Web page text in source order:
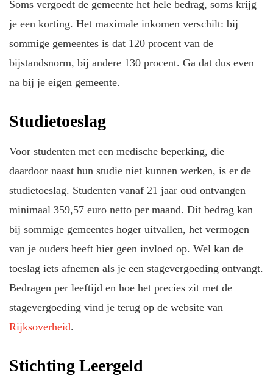
Soms vergoedt de gemeente het hele bedrag, soms krijg
je een korting. Het maximale inkomen verschilt: bij
sommige gemeentes is dat 120 procent van de
bijstandsnorm, bij andere 130 procent. Ga dat dus even
na bij je eigen gemeente.
Studietoeslag
Voor studenten met een medische beperking, die
daardoor naast hun studie niet kunnen werken, is er de
studietoeslag. Studenten vanaf 21 jaar oud ontvangen
minimaal 359,57 euro netto per maand. Dit bedrag kan
bij sommige gemeentes hoger uitvallen, het vermogen
van je ouders heeft hier geen invloed op. Wel kan de
toeslag iets afnemen als je een stagevergoeding ontvangt.
Bedragen per leeftijd en hoe het precies zit met de
stagevergoeding vind je terug op de website van
Rijksoverheid.
Stichting Leergeld